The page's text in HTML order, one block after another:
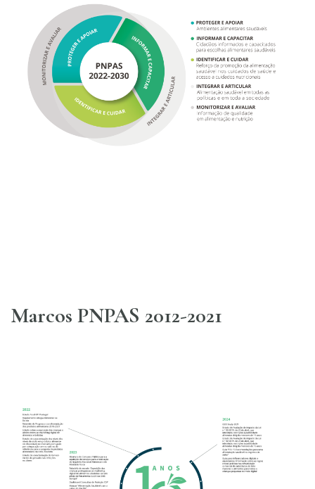
Marcos PNPAS 2012-2021